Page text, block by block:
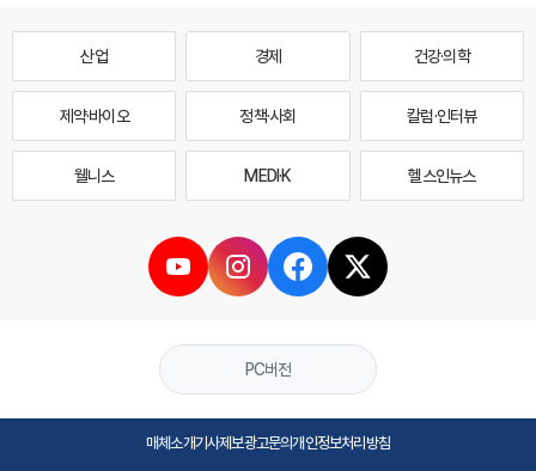
산업 경제 건강·의학
제약·바이오 정책·사회 칼럼·인터뷰
웰니스 MEDI·K 헬스인뉴스
PC버전
매체소개기사제보광고문의개인정보처리방침